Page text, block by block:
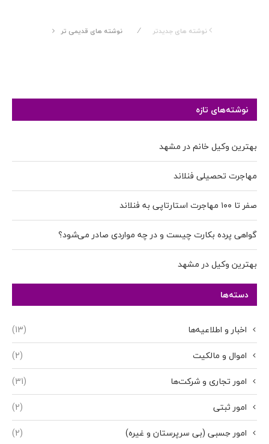
نوشته های جدیدتر نوشته های قدیمی تر
نوشته‌های تازه
بهترین وکیل خانم در مشهد
مهاجرت تحصیلی فنلاند
صفر تا ۱۰۰ مهاجرت استارتاپی به فنلاند
گواهی پرده بکارت چیست و در چه مواردی صادر می‌شود؟
بهترین وکیل در مشهد
دسته‌ها
اخبار و اطلاعیه‌ها
(13)
اموال و مالکیت
(2)
امور تجاری و شرکت‌ها
(31)
امور ثبتی
(2)
امور حِسبی (بی سرپرستان و غیره)
(2)